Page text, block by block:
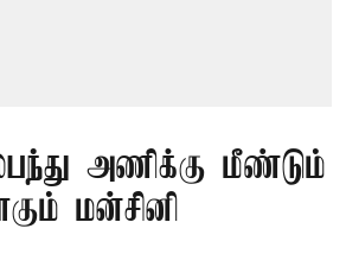
அணிக்கு மீண்டும்
மன்சினி